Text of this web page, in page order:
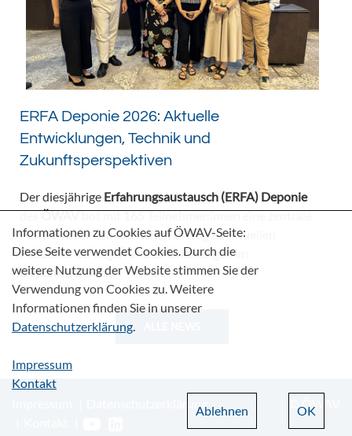
ERFA Deponie 2026: Aktuelle
Entwicklungen, Technik und
Zukunftsperspektiven
Der diesjährige Erfahrungsaustausch (ERFA) Deponie
desÖWAVbot mit 165 Teilnehmer:innen eine zentrale
Plattform für den fachlichen Dialog zu aktuellen
Herausforderungen und Entwicklungen im
Deponiebereich.
Datenschutzerklärung
© ÖWAV
Informationen zu Cookies auf ÖWAV-Seite:
Diese Seite verwendet Cookies. Durch die
weitere Nutzung der Website stimmen Sie der
Verwendung von Cookies zu. Weitere
Informationen finden Sie in unserer
Datenschutzerklärung.
Impressum
Kontakt
OK
Ablehnen